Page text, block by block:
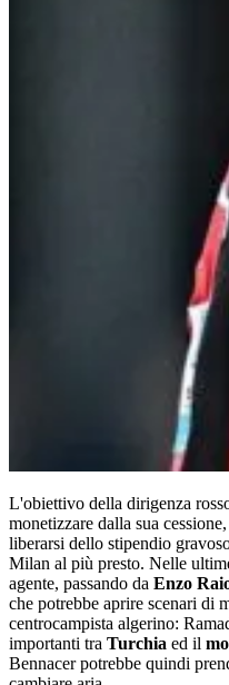
L'obiettivo della dirigenza
monetizzare dalla sua
liberarsi dello stipendio
Milan al più presto. Nelle
agente, passando da Enzo
che potrebbe aprire scenari di
centrocampista algerino:
importanti tra Turchia ed il
Bennacer potrebbe quindi